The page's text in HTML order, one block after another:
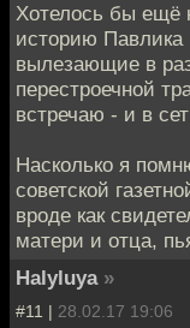
Хотелось бы ещё
историю Павлика
вылезающие в
перестроечной
встречаю - и в
Насколько я
советской
вроде как
матери и отца,
Halyluya »
#11 | 28.02.17 19:06